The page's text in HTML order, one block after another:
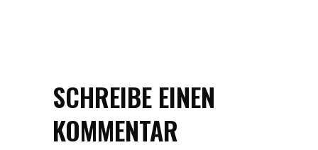
SCHREIBE EINEN
KOMMENTAR